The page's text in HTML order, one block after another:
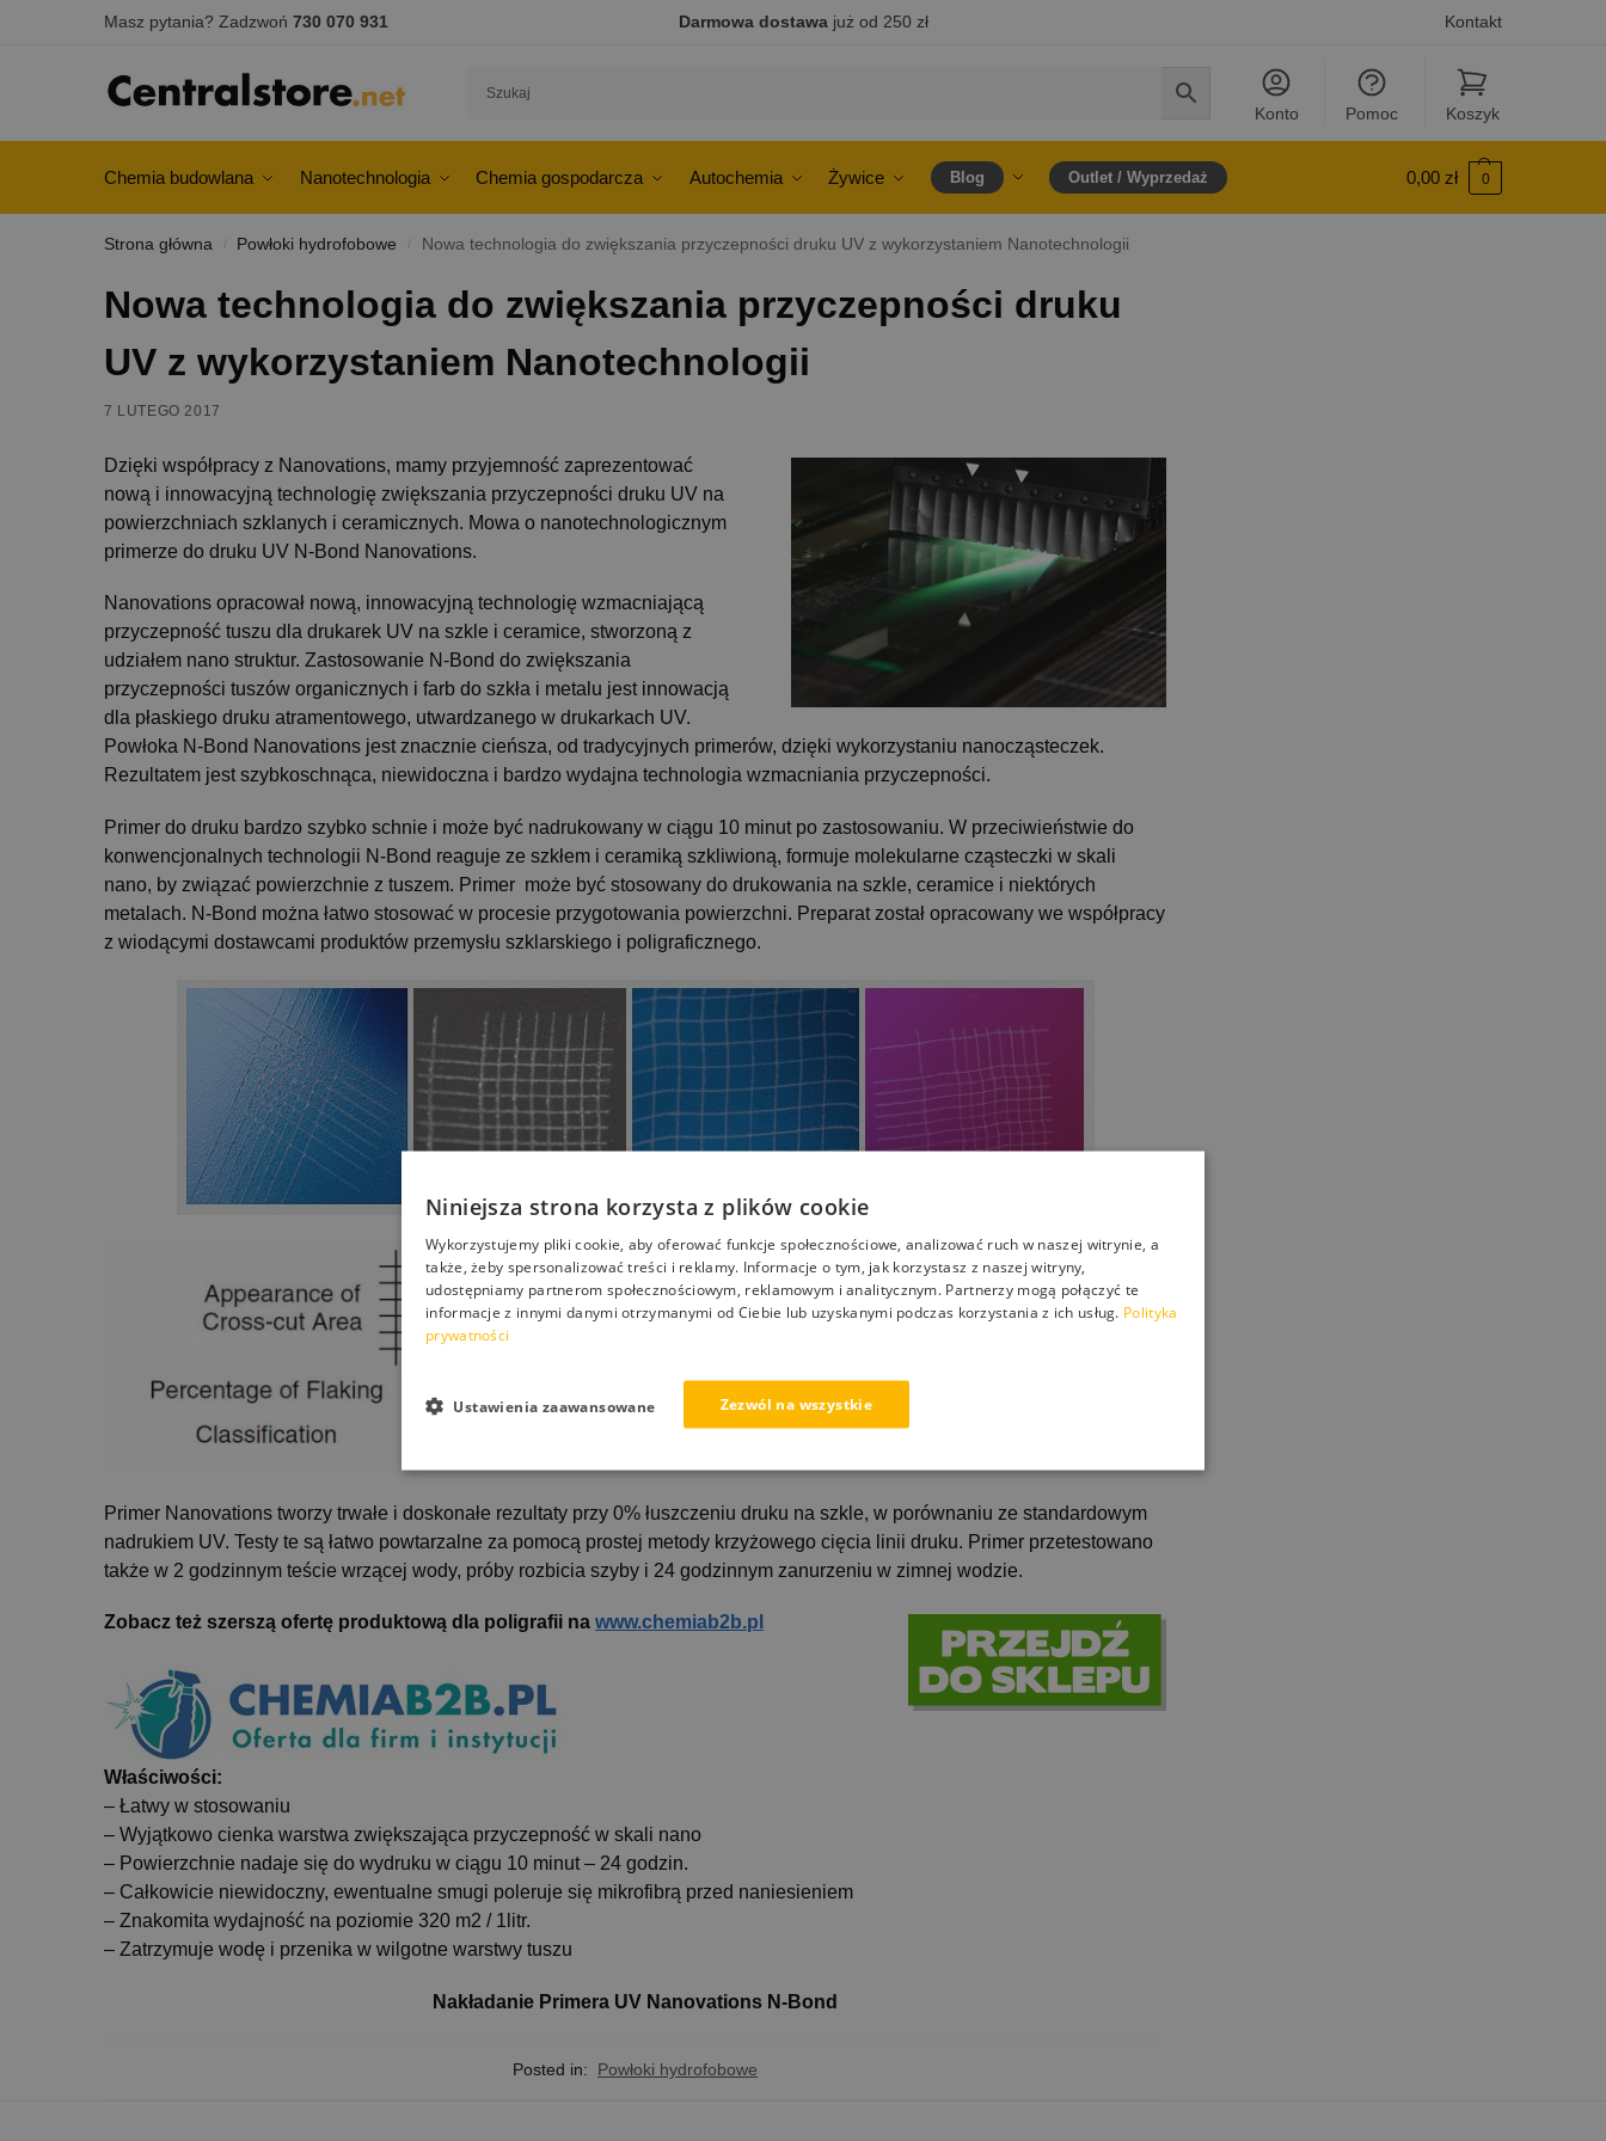
Masz pytania? Zadzwoń 730 070 931 Darmowa dostawajuż od 250 zł Kontakt
Konto Pomoc Koszyk
Chemia budowlana Nanotechnologia Chemia gospodarcza Autochemia Żywice Blog Outlet / Wyprzedaż 0,00 zł 0
Strona główna / Powłoki hydrofobowe / Nowa technologia do zwiększania przyczepności druku UV z wykorzystaniem Nanotechnologii
Nowa technologia do zwiększania przyczepności druku
UV z wykorzystaniem Nanotechnologii
7 LUTEGO 2017
Dzięki współpracy z Nanovations, mamy przyjemność zaprezentować
nową i innowacyjną technologię zwiększania przyczepności druku UV na
powierzchniach szklanych i ceramicznych. Mowa o nanotechnologicznym
primerze do druku UV N-Bond Nanovations.
Nanovations opracował nową, innowacyjną technologię wzmacniającą
przyczepność tuszu dla drukarek UV na szkle i ceramice, stworzoną z
udziałem nano struktur. Zastosowanie N-Bond do zwiększania
przyczepności tuszów organicznych i farb do szkła i metalu jest innowacją
dla płaskiego druku atramentowego, utwardzanego w drukarkach UV.
Powłoka N-Bond Nanovations jest znacznie cieńsza, od tradycyjnych primerów, dzięki wykorzystaniu nanocząsteczek.
Rezultatem jest szybkoschnąca, niewidoczna i bardzo wydajna technologia wzmacniania przyczepności.
Primer do druku bardzo szybko schnie i może być nadrukowany w ciągu 10 minut po zastosowaniu. W przeciwieństwie do
konwencjonalnych technologii N-Bond reaguje ze szkłem i ceramiką szkliwioną, formuje molekularne cząsteczki w skali
nano, by związać powierzchnie z tuszem. Primer może być stosowany do drukowania na szkle, ceramice i niektórych
metalach. N-Bond można łatwo stosować w procesie przygotowania powierzchni. Preparat został opracowany we współpracy
z wiodącymi dostawcami produktów przemysłu szklarskiego i poligraficznego.
Primer Nanovations tworzy trwałe i doskonałe rezultaty przy 0% łuszczeniu druku na szkle, w porównaniu ze standardowym
nadrukiem UV. Testy te są łatwo powtarzalne za pomocą prostej metody krzyżowego cięcia linii druku. Primer przetestowano
także w 2 godzinnym teście wrzącej wody, próby rozbicia szyby i 24 godzinnym zanurzeniu w zimnej wodzie.
Zobacz też szerszą ofertę produktową dla poligrafii na www.chemiab2b.pl
Właściwości:
– Łatwy w stosowaniu
– Wyjątkowo cienka warstwa zwiększająca przyczepność w skali nano
– Powierzchnie nadaje się do wydruku w ciągu 10 minut – 24 godzin.
– Całkowicie niewidoczny, ewentualne smugi poleruje się mikrofibrą przed naniesieniem
– Znakomita wydajność na poziomie 320 m2 / 1litr.
– Zatrzymuje wodę i przenika w wilgotne warstwy tuszu
Nakładanie Primera UV Nanovations N-Bond
Posted in: Powłoki hydrofobowe
Niniejsza strona korzysta z plików cookie
Wykorzystujemy pliki cookie, aby oferować funkcje społecznościowe, analizować ruch w naszej witrynie, a
także, żeby spersonalizować treści i reklamy. Informacje o tym, jak korzystasz z naszej witryny,
udostępniamy partnerom społecznościowym, reklamowym i analitycznym. Partnerzy mogą połączyć te
informacje z innymi danymi otrzymanymi od Ciebie lub uzyskanymi podczas korzystania z ich usług. Polityka
prywatności
Zezwól na wszystkie
Ustawienia zaawansowane